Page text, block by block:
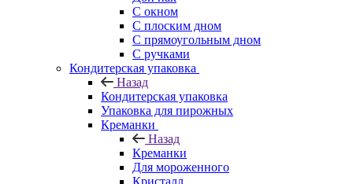
С окном
С плоским дном
С прямоугольным дном
С ручками
Кондитерская упаковка
Назад
Кондитерская упаковка
Упаковка для пирожных
Креманки
Назад
Креманки
Для мороженного
Кристалл